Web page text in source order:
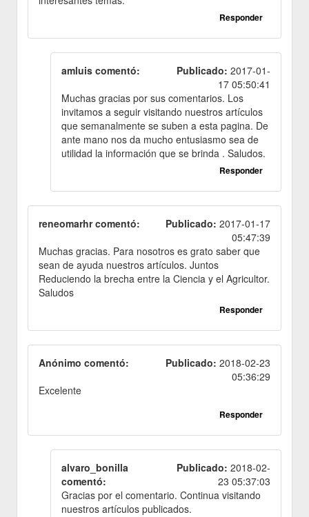
Responder
amluis comentó: Publicado: 2017-01-
17 05:50:41
Muchas gracias por sus comentarios. Los
invitamos a seguir visitando nuestros artículos
que semanalmente se suben a esta pagina. De
ante mano nos da mucho entusiasmo sea de
utilidad la información que se brinda . Saludos.
Responder
reneomarhr comentó: Publicado: 2017-01-17
05:47:39
Muchas gracias. Para nosotros es grato saber que
sean de ayuda nuestros artículos. Juntos
Reduciendo la brecha entre la Ciencia y el Agricultor.
Saludos
Responder
Anónimo comentó: Publicado: 2018-02-23
05:36:29
Excelente
Responder
alvaro_bonilla
comentó:
Publicado: 2018-02-
23 05:37:03
Gracias por el comentario. Continua visitando
nuestros artículos publicados.